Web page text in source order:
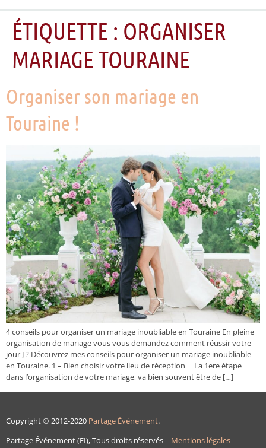
ÉTIQUETTE : ORGANISER
MARIAGE TOURAINE
Organiser son mariage en
Touraine !
4 conseils pour organiser un mariage inoubliable en Touraine En pleine
organisation de mariage vous vous demandez comment réussir votre
jour J ? Découvrez mes conseils pour organiser un mariage inoubliable
en Touraine. 1 – Bien choisir votre lieu de réception La 1ere étape
dans l’organisation de votre mariage, va bien souvent être de […]
Copyright © 2012-2020 Partage Événement.
Partage Événement (EI), Tous droits réservés – Mentions légales–